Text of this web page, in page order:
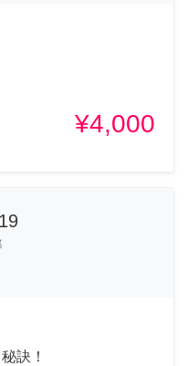
¥4,000
訣！